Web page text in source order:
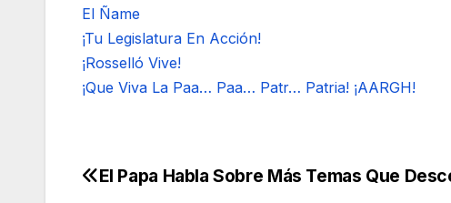
El Ñame
¡Tu Legislatura En Acción!
¡Rosselló Vive!
¡Que Viva La Paa… Paa… Patr… Patria! ¡AARGH!
Navegación
El Papa Habla Sobre Más Temas Que